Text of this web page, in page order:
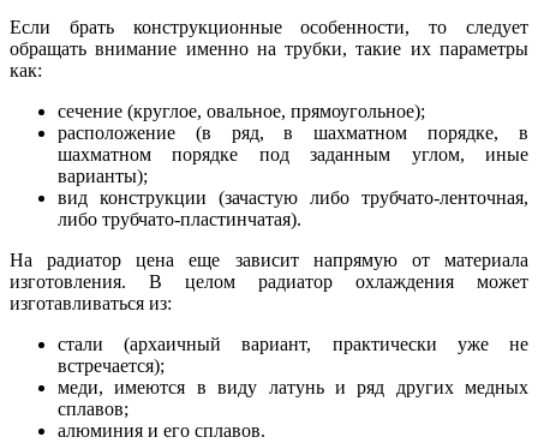
Если брать конструкционные особенности, то следует
обращать внимание именно на трубки, такие их параметры
как:
сечение (круглое, овальное, прямоугольное);
расположение (в ряд, в шахматном порядке, в
шахматном порядке под заданным углом, иные
варианты);
вид конструкции (зачастую либо трубчато-ленточная,
либо трубчато-пластинчатая).
На радиатор цена еще зависит напрямую от материала
изготовления. В целом радиатор охлаждения может
изготавливаться из:
стали (архаичный вариант, практически уже не
встречается);
меди, имеются в виду латунь и ряд других медных
сплавов;
алюминия и его сплавов.